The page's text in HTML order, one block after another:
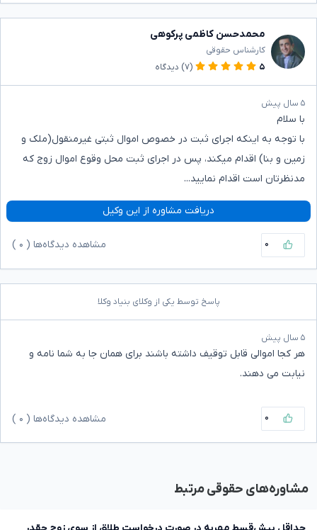
محمدحسن کاظمی پرکوهی
کارشناس حقوقی
۵
(۷) دیدگاه
۵ سال پیش
با سلام
با توجه به اینکه اجرای ثبت در خصوص اموال ثبتی غیرمنقول(ملک و
زمین و بنا) اقدام میکند، پس در اجرای ثبت محل وقوع اموال زوج که
مدنظرتان است اقدام نمایید...
دریافت مشاوره از این وکیل
۰ مشاهده دیدگاه‌ها ( ۰
پاسخ توسط یکی از وکلای بنیاد وکلا
۵ سال پیش
هر کجا اموالی قابل توقیف داشته باشند برای همان جا به شما نامه و
نیابت می دهند.
۰ مشاهده دیدگاه‌ها ( ۰
مشاوره‌های حقوقی مرتبط